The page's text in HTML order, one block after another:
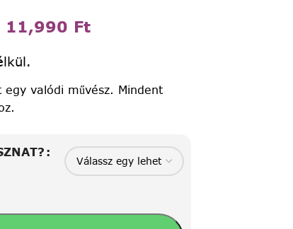
11,990 Ft
valódi művész. Mindent